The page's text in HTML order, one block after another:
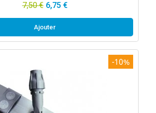
7,50 € 6,75 €
Ajouter
-10%